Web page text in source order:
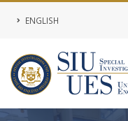
ENGLISH